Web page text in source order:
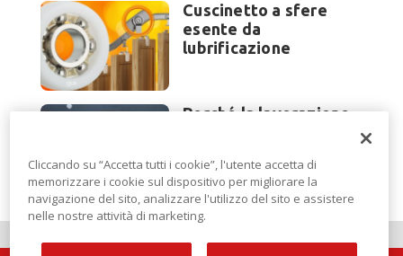
Cuscinetto a sfere
esente da
lubrificazione
Perché la lavorazione
EuroBLECH 2026?
Cliccando su “Accetta tutti i cookie”, l'utente accetta di
memorizzare i cookie sul dispositivo per migliorare la
navigazione del sito, analizzare l'utilizzo del sito e assistere
nelle nostre attività di marketing.